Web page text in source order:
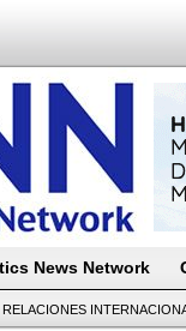
News Network
RELACIONES